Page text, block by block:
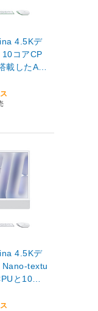
4.5Kデ
10コアCP
載したAp
512GB
4.5Kデ
Nano-textu
と10コ
M4チ
SSD - シ